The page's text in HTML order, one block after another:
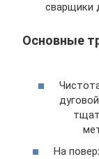
сварщики
Основные
На